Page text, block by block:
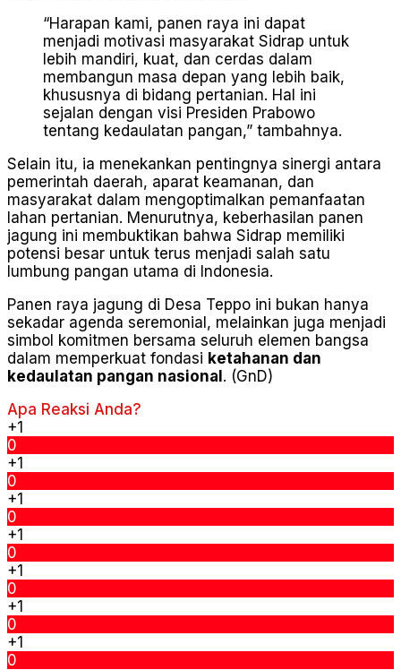
“Harapan kami, panen raya ini dapat
menjadi motivasi masyarakat Sidrap untuk
lebih mandiri, kuat, dan cerdas dalam
membangun masa depan yang lebih baik,
khususnya di bidang pertanian. Hal ini
sejalan dengan visi Presiden Prabowo
tentang kedaulatan pangan,” tambahnya.
Selain itu, ia menekankan pentingnya sinergi antara
pemerintah daerah, aparat keamanan, dan
masyarakat dalam mengoptimalkan pemanfaatan
lahan pertanian. Menurutnya, keberhasilan panen
jagung ini membuktikan bahwa Sidrap memiliki
potensi besar untuk terus menjadi salah satu
lumbung pangan utama di Indonesia.
Panen raya jagung di Desa Teppo ini bukan hanya
sekadar agenda seremonial, melainkan juga menjadi
simbol komitmen bersama seluruh elemen bangsa
dalam memperkuat fondasi ketahanan dan
kedaulatan pangan nasional. (GnD)
Apa Reaksi Anda?
+1
0
+1
0
+1
0
+1
0
+1
0
+1
0
+1
0